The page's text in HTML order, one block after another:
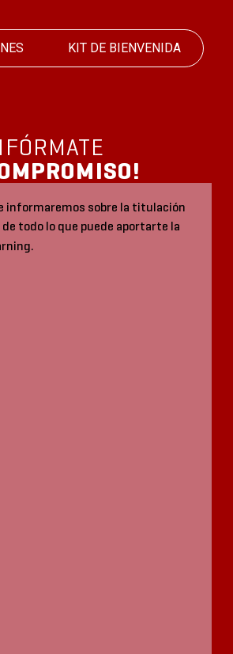
KIT DE BIENVENIDA
informaremos sobre la titulación
todo lo que puede aportarte la